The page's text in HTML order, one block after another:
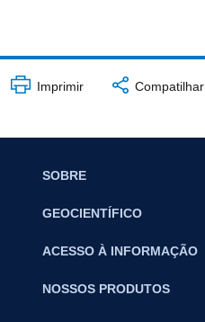
Imprimir Compatilhar
SOBRE
GEOCIENTÍFICO
ACESSO À INFORMAÇÃO
NOSSOS PRODUTOS